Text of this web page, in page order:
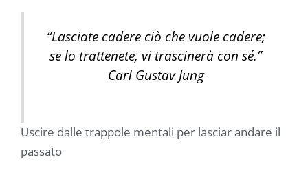
“Lasciate cadere ciò che vuole cadere;
se lo trattenete, vi trascinerà con sé.”
Carl Gustav Jung
Uscire dalle trappole mentali per lasciar andare il
passato